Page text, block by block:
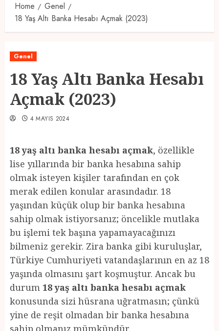
Home
Genel
18 Yaş Altı Banka Hesabı Açmak (2023)
Genel
18 Yaş Altı Banka Hesabı
Açmak (2023)
4 MAYIS 2024
18 yaş altı banka hesabı açmak, özellikle
lise yıllarında bir banka hesabına sahip
olmak isteyen kişiler tarafından en çok
merak edilen konular arasındadır. 18
yaşından küçük olup bir banka hesabına
sahip olmak istiyorsanız; öncelikle mutlaka
bu işlemi tek başına yapamayacağınızı
bilmeniz gerekir. Zira banka gibi kuruluşlar,
Türkiye Cumhuriyeti vatandaşlarının en az 18
yaşında olmasını şart koşmuştur. Ancak bu
durum 18 yaş altı banka hesabı açmak
konusunda sizi hüsrana uğratmasın; çünkü
yine de reşit olmadan bir banka hesabına
sahip olmanız mümkündür.